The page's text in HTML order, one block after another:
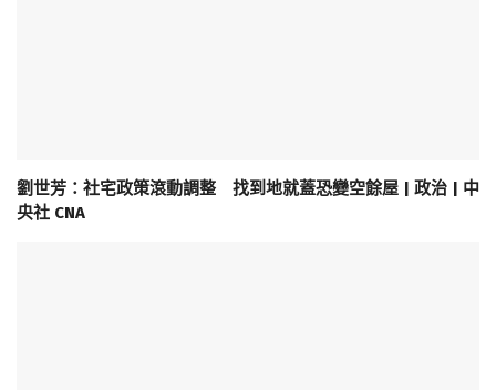
劉世芳：社宅政策滾動調整 找到地就蓋恐變空餘屋 | 政治 | 中
央社 CNA